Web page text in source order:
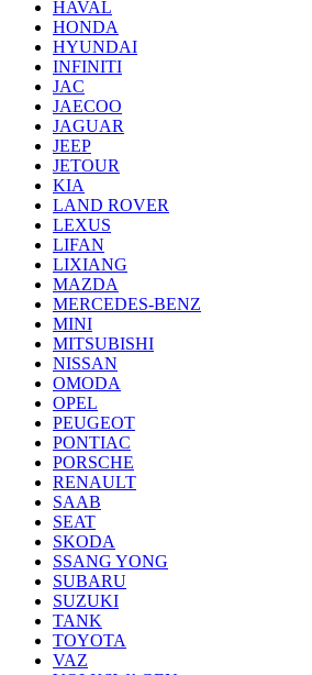
HAVAL
HONDA
HYUNDAI
INFINITI
JAC
JAECOO
JAGUAR
JEEP
JETOUR
KIA
LAND ROVER
LEXUS
LIFAN
LIXIANG
MAZDA
MERCEDES-BENZ
MINI
MITSUBISHI
NISSAN
OMODA
OPEL
PEUGEOT
PONTIAC
PORSCHE
RENAULT
SAAB
SEAT
SKODA
SSANG YONG
SUBARU
SUZUKI
TANK
TOYOTA
VAZ